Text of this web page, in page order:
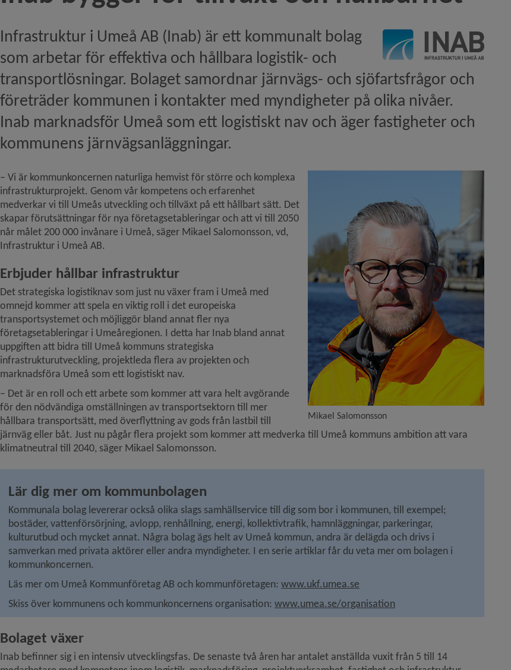
koldioxidneutrala rederiet i Östersjön)
ska underlätta för sortering hemmavid)
Snart betande får igen på Norrbyskär)
sanerat och återställt – historisk miljösatsning i Kvarken)
Eriksson Krutrök får Umeå kommuns vetenskapliga pris 2025)
förbättras men utmaningar finns)
får Miljöpriset 2024)
stödjer utredning av fast förbindelse över Kvarken)
öppet för besökare)
Infrastruktur i Umeå AB (Inab) är ett kommunalt bolag
som arbetar för effektiva och hållbara logistik- och
transport­lösningar. Bolaget samordnar järnvägs- och sjöfartsfrågor och
företräder kommunen i kontakter med myndigheter på olika nivåer.
Inab marknadsför Umeå som ett logistiskt nav och äger fastigheter och
kommunens järnvägs­anläggningar.
Mikael Salomonsson
– Vi är kommunkoncernen naturliga hemvist för större och komplexa
infrastrukturprojekt. Genom vår kompetens och erfarenhet
medverkar vi till Umeås utveckling och tillväxt på ett hållbart sätt. Det
skapar förutsättningar för nya företagsetableringar och att vi till 2050
når målet 200 000 invånare i Umeå, säger Mikael Salomonsson, vd,
Infrastruktur i Umeå AB.
Erbjuder hållbar infrastruktur
Det strategiska logistiknav som just nu växer fram i Umeå med
omnejd kommer att spela en viktig roll i det europeiska
transportsystemet och möjliggör bland annat fler nya
företagsetableringar i Umeåregionen. I detta har Inab bland annat
uppgiften att bidra till Umeå kommuns strategiska
infrastrukturutveckling, projektleda flera av projekten och
marknadsföra Umeå som ett logistiskt nav.
– Det är en roll och ett arbete som kommer att vara helt avgörande
för den nödvändiga omställningen av transportsektorn till mer
hållbara transportsätt, med överflyttning av gods från lastbil till
järnväg eller båt. Just nu pågår flera projekt som kommer att medverka till Umeå kommuns ambition att vara
klimatneutral till 2040, säger Mikael Salomonsson.
Lär dig mer om kommunbolagen
Kommunala bolag levererar också olika slags samhällservice till dig som bor i kommunen, till exempel;
bostäder, vattenförsörjning, avlopp, renhållning, energi, kollektivtrafik, hamnläggningar, parkeringar,
kulturutbud och mycket annat. Några bolag ägs helt av Umeå kommun, andra är delägda och drivs i
samverkan med privata aktörer eller andra myndigheter. I en serie artiklar får du veta mer om bolagen i
kommunkoncernen.
Läs mer om Umeå Kommunföretag AB och kommunföretagen: www.ukf.umea.seLänk till annan webbplats, öppnas
Skiss över kommunens och kommunkoncernens organisation: www.umea.se/organisation
Bolaget växer
Inab befinner sig i en intensiv utvecklingsfas. De senaste två åren har antalet anställda vuxit från 5 till 14